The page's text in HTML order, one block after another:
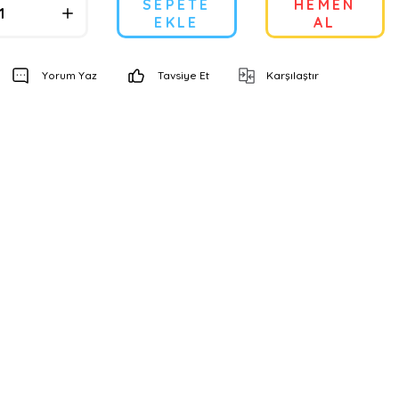
SEPETE
EKLE
HEMEN
AL
Yorum Yaz Tavsiye Et Karşılaştır